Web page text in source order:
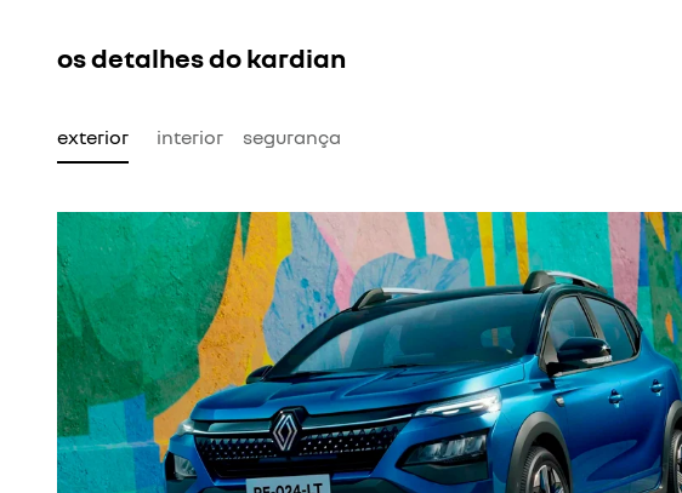
os detalhes do kardian
exterior interior segurança